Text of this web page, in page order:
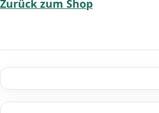
Zurück zum Shop